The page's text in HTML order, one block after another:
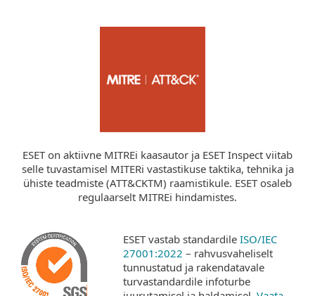
ESET on aktiivne MITREi kaasautor ja ESET Inspect viitab
selle tuvastamisel MITERi vastastikuse taktika, tehnika ja
ühiste teadmiste (ATT&CKTM) raamistikule. ESET osaleb
regulaarselt MITREi hindamistes.
ESET vastab standardile ISO/IEC
27001:2022 – rahvusvaheliselt
tunnustatud ja rakendatavale
turvastandardile infoturbe